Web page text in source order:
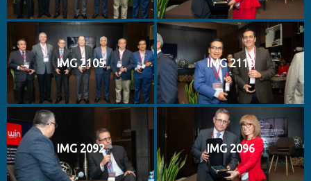
IMG 2105 IMG 2110
IMG 2092 IMG 2096